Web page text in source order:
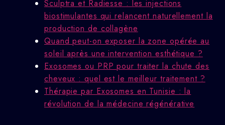
Sculptra et Radiesse : les injections
biostimulantes qui relancent naturellement la
production de collagène
Quand peut-on exposer la zone opérée au
soleil après une intervention esthétique ?
Exosomes ou PRP pour traiter la chute des
cheveux : quel est le meilleur traitement ?
Thérapie par Exosomes en Tunisie : la
révolution de la médecine régénérative